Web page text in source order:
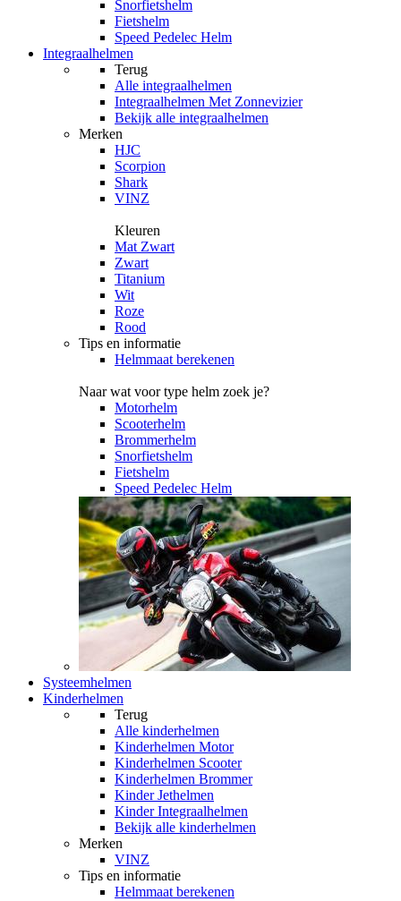
Snorfietshelm
Fietshelm
Speed Pedelec Helm
Integraalhelmen
Terug
Alle integraalhelmen
Integraalhelmen Met Zonnevizier
Bekijk alle integraalhelmen
Merken
HJC
Scorpion
Shark
VINZ
Kleuren
Mat Zwart
Zwart
Titanium
Wit
Roze
Rood
Tips en informatie
Helmmaat berekenen
Naar wat voor type helm zoek je?
Motorhelm
Scooterhelm
Brommerhelm
Snorfietshelm
Fietshelm
Speed Pedelec Helm
Systeemhelmen
Kinderhelmen
Terug
Alle kinderhelmen
Kinderhelmen Motor
Kinderhelmen Scooter
Kinderhelmen Brommer
Kinder Jethelmen
Kinder Integraalhelmen
Bekijk alle kinderhelmen
Merken
VINZ
Tips en informatie
Helmmaat berekenen